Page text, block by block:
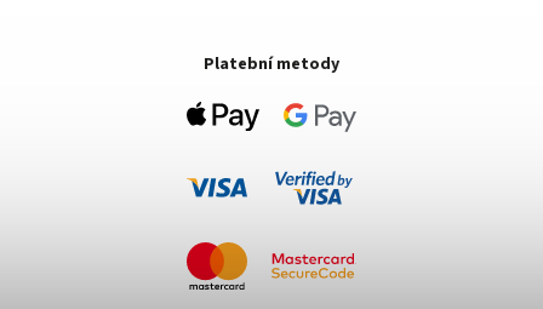
Platební metody